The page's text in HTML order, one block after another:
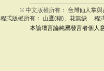
© 中文版權所有： 台灣仙人掌
程式版權所有： 山鷹(糊)、花無缺 程
本論壇言論純屬發言者個人